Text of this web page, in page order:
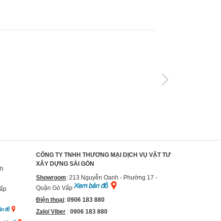
CÔNG TY TNHH THƯƠNG MẠI DỊCH VỤ VẬT TƯ
XÂY DỰNG SÀI GÒN
Showroom: 213 Nguyễn Oanh - Phường 17 -
Quận Gò Vấp
Điện thoại: 0906 183 880
Zalo/ Viber : 0906 183 880